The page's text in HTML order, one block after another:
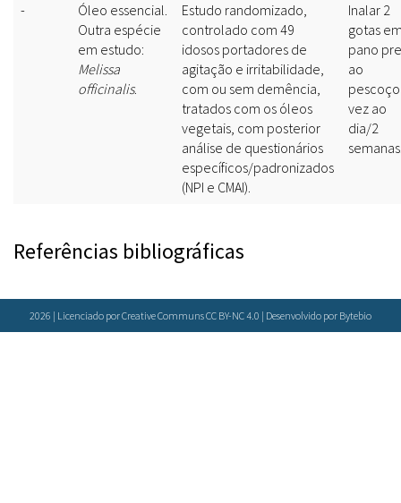
-
Óleo essencial.
Outra espécie
em estudo:
Melissa
officinalis.
Estudo randomizado,
controlado com 49
idosos portadores de
agitação e irritabilidade,
com ou sem demência,
tratados com os óleos
vegetais, com posterior
análise de questionários
específicos/padronizados
(NPI e CMAI).
Inalar 2
gotas
pano
ao
vez ao
dia/2
Referências bibliográficas
2026 | Licenciado por Creative Communs CC BY-NC 4.0 | Desenvolvido por Bytebio